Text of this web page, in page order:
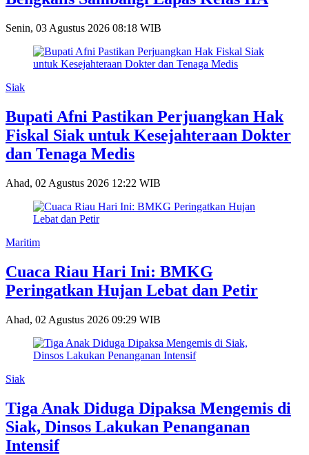
Senin, 03 Agustus 2026 08:18 WIB
Siak
Bupati Afni Pastikan Perjuangkan Hak
Fiskal Siak untuk Kesejahteraan Dokter
dan Tenaga Medis
Ahad, 02 Agustus 2026 12:22 WIB
Maritim
Cuaca Riau Hari Ini: BMKG
Peringatkan Hujan Lebat dan Petir
Ahad, 02 Agustus 2026 09:29 WIB
Siak
Tiga Anak Diduga Dipaksa Mengemis di
Siak, Dinsos Lakukan Penanganan
Intensif